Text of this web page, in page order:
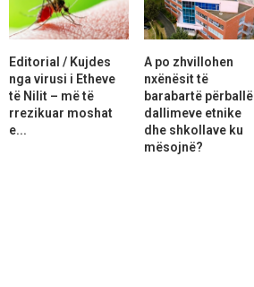
Editorial / Kujdes
nga virusi i Etheve
të Nilit – më të
rrezikuar moshat
e...
A po zhvillohen
nxënësit të
barabartë përballë
dallimeve etnike
dhe shkollave ku
mësojnë?